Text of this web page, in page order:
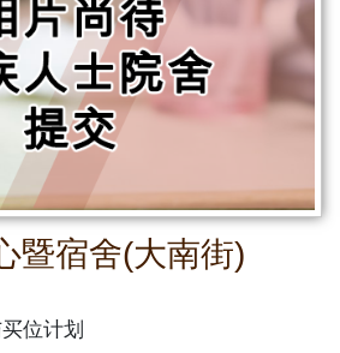
暨宿舍(大南街)
位计划